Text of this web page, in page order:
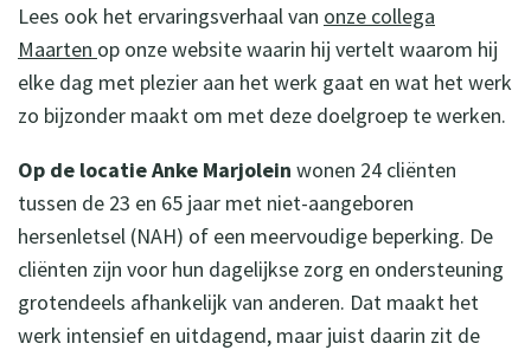
Lees ook het ervaringsverhaal van onze collega
Maarten op onze website waarin hij vertelt waarom hij
elke dag met plezier aan het werk gaat en wat het werk
zo bijzonder maakt om met deze doelgroep te werken.
Op de locatie Anke Marjolein wonen 24 cliënten
tussen de 23 en 65 jaar met niet-aangeboren
hersenletsel (NAH) of een meervoudige beperking. De
cliënten zijn voor hun dagelijkse zorg en ondersteuning
grotendeels afhankelijk van anderen. Dat maakt het
werk intensief en uitdagend, maar juist daarin zit de